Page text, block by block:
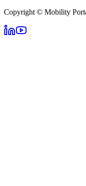
Copyright © Mobility